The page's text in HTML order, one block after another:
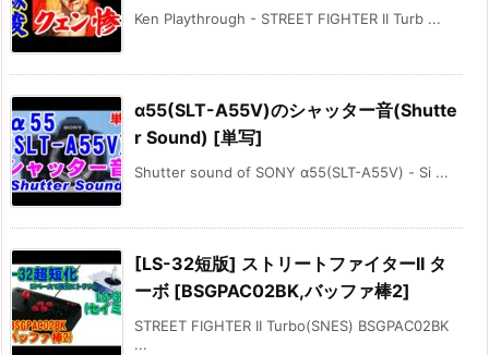
Ken Playthrough - STREET FIGHTER II Turb ...
α55(SLT-A55V)のシャッター音(Shutte
r Sound) [単写]
Shutter sound of SONY α55(SLT-A55V) - Si ...
[LS-32短版] ストリートファイターII タ
ーボ [BSGPAC02BK,バッファ棒2]
STREET FIGHTER II Turbo(SNES) BSGPAC02BK
...